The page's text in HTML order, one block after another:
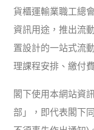
貨櫃運輸業職工總
資訊用途，推出流
置設計的一站式流
理課程安排、繳付
閣下使用本網站資
部」，即代表閣下